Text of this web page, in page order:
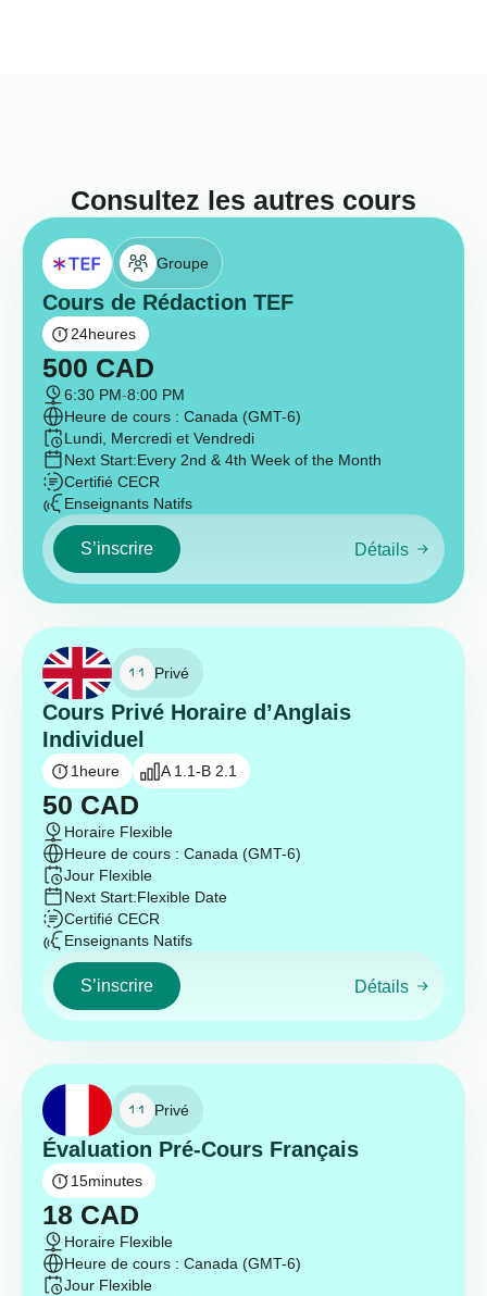
Consultez les autres cours
Groupe
Cours de Rédaction TEF
24heures
500 CAD
6:30 PM-8:00 PM
Heure de cours : Canada (GMT-6)
Lundi, Mercredi et Vendredi
Next Start:Every 2nd & 4th Week of the Month
Certifié CECR
Enseignants Natifs
S’inscrire Détails
Privé
Cours Privé Horaire d’Anglais
Individuel
1heure A 1.1-B 2.1
50 CAD
Horaire Flexible
Heure de cours : Canada (GMT-6)
Jour Flexible
Next Start:Flexible Date
Certifié CECR
Enseignants Natifs
S’inscrire Détails
Privé
Évaluation Pré-Cours Français
15minutes
18 CAD
Horaire Flexible
Heure de cours : Canada (GMT-6)
Jour Flexible